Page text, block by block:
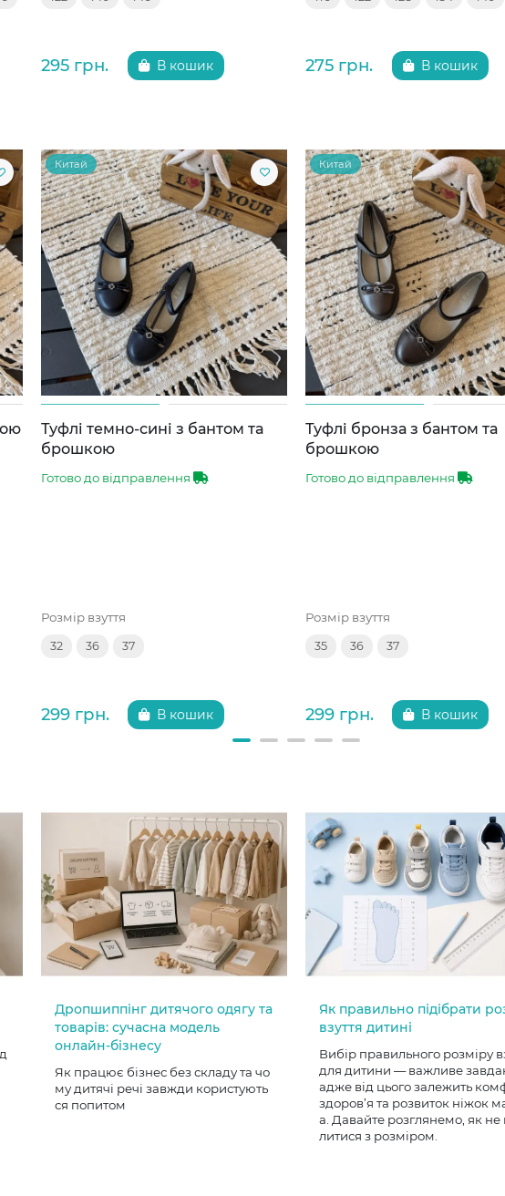
295 грн. В кошик 275 грн. В кошик
Китай
Туфлі темно-сині з бантом та
брошкою
Готово до відправлення
Розмір взуття
32 36 37
299 грн. В кошик
Китай
Туфлі бронза з бантом та
брошкою
Готово до відправлення
Розмір взуття
35 36 37
299 грн. В кошик
Дропшиппінг дитячого одягу та
товарів: сучасна модель
онлайн-бізнесу
Як працює бізнес без складу та чо
му дитячі речі завжди користують
ся попитом
Як правильно підібрати
взуття дитині
Вибір правильного розміру
для дитини — важливе
адже від цього залежить
здоров’я та розвиток ніжок
а. Давайте розглянемо, як
литися з розміром.